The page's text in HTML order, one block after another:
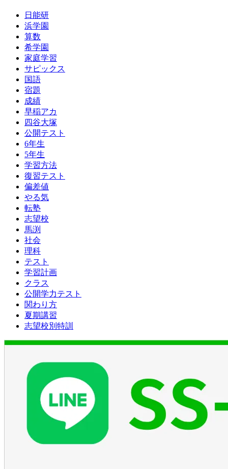
日能研
浜学園
算数
希学園
家庭学習
サピックス
国語
宿題
成績
早稲アカ
四谷大塚
公開テスト
6年生
5年生
学習方法
復習テスト
偏差値
やる気
転塾
志望校
馬渕
社会
理科
テスト
学習計画
クラス
公開学力テスト
関わり方
夏期講習
志望校別特訓